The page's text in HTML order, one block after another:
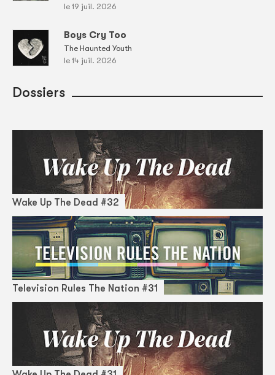
le 19 juil. 2026
Boys Cry Too
The Haunted Youth
le 14 juil. 2026
Dossiers
Wake Up The Dead #32
Television Rules The Nation #31